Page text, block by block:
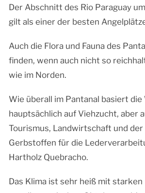
Der Abschnitt des Rio Paraguay
gilt als einer der besten
Auch die Flora und Fauna des
finden, wenn auch nicht so
wie im Norden.
Wie überall im Pantanal basiert
hauptsächlich auf Viehzucht, aber
Tourismus, Landwirtschaft und
Gerbstoffen für die
Hartholz Quebracho.
Das Klima ist sehr heiß mit starken